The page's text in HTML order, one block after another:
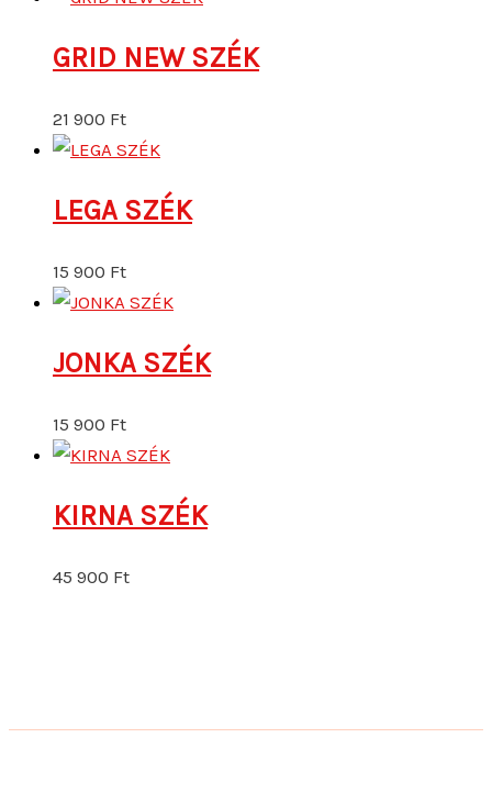
GRID NEW SZÉK
21 900 Ft
LEGA SZÉK
15 900 Ft
JONKA SZÉK
15 900 Ft
KIRNA SZÉK
45 900 Ft